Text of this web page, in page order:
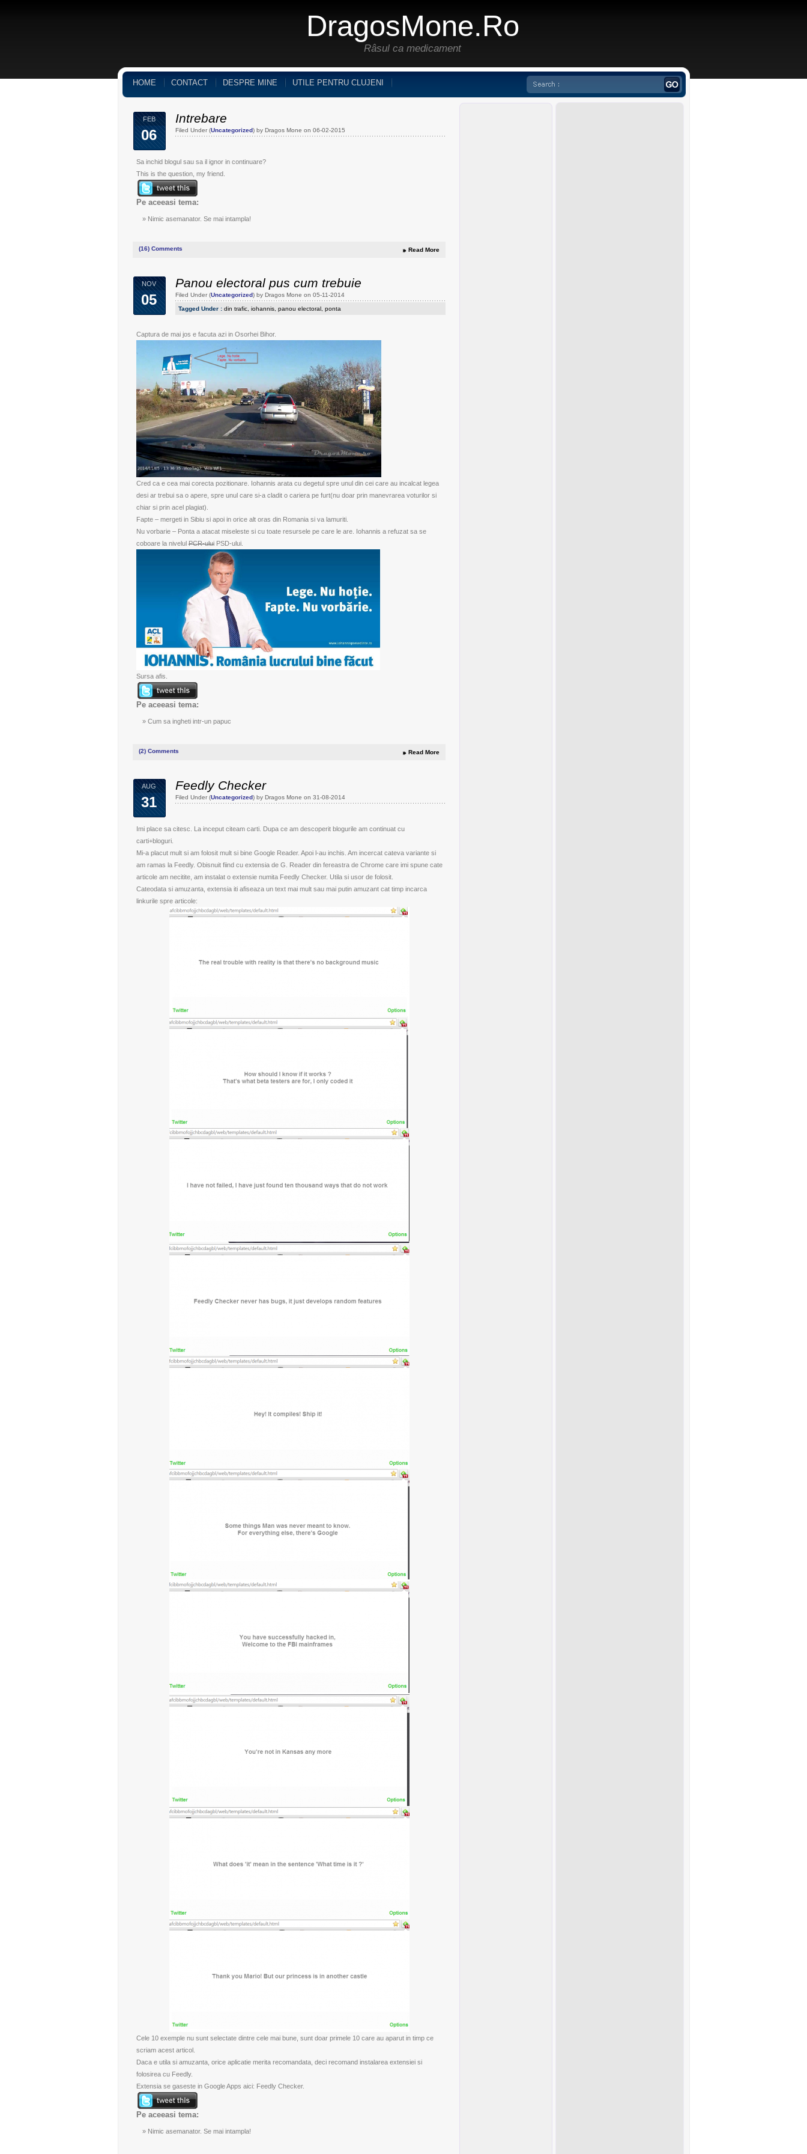
DragosMone.ro
Râsul ca medicament
HOME CONTACT DESPRE MINE UTILE PENTRU CLUJENI
FEB
06
Intrebare
Filed Under (Uncategorized) by Dragos Mone on 06-02-2015
Sa inchid blogul sau sa il ignor in continuare?
This is the question, my friend.
Pe aceeasi tema:
Nimic asemanator. Se mai intampla!
(16)Comments Read More
NOV
05
Panou electoral pus cum trebuie
Filed Under (Uncategorized) by Dragos Mone on 05-11-2014
Tagged Under : din trafic, iohannis, panou electoral, ponta
Captura de mai jos e facuta azi in Osorhei Bihor.
Cred ca e cea mai corecta pozitionare. Iohannis arata cu degetul spre unul din cei care au incalcat legea
desi ar trebui sa o apere, spre unul care si-a cladit o cariera pe furt(nu doar prin manevrarea voturilor si
chiar si prin acel plagiat).
Fapte – mergeti in Sibiu si apoi in orice alt oras din Romania si va lamuriti.
Nu vorbarie – Ponta a atacat miseleste si cu toate resursele pe care le are. Iohannis a refuzat sa se
coboare la nivelulPCR-uluiPSD-ului.
Sursa afis
Pe aceeasi tema:
Cum sa ingheti intr-un papuc
(2)Comments Read More
AUG
31
Feedly Checker
Filed Under (Uncategorized) by Dragos Mone on 31-08-2014
Imi place sa citesc. La inceput citeam carti. Dupa ce am descoperit blogurile am continuat cu
carti+bloguri.
Mi-a placut mult si am folosit mult si bine Google Reader. Apoi l-au inchis. Am incercat cateva variante si
am ramas la Feedly. Obisnuit fiind cu extensia de G. Reader din fereastra de Chrome care imi spune cate
articole am necitite, am instalat o extensie numita Feedly Checker. Utila si usor de folosit.
Cateodata si amuzanta, extensia iti afiseaza un text mai mult sau mai putin amuzant cat timp incarca
linkurile spre articole:
Cele 10 exemple nu sunt selectate dintre cele mai bune, sunt doar primele 10 care au aparut in timp ce
scriam acest articol.
Daca e utila si amuzanta, orice aplicatie merita recomandata, deci recomand instalarea extensiei si
folosirea cu Feedly.
Extensia se gaseste in Google Apps aici: Feedly Checker.
Pe aceeasi tema:
Nimic asemanator. Se mai intampla!